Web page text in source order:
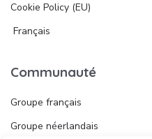
Cookie Policy (EU)
Français
Communauté
Groupe français
Groupe néerlandais